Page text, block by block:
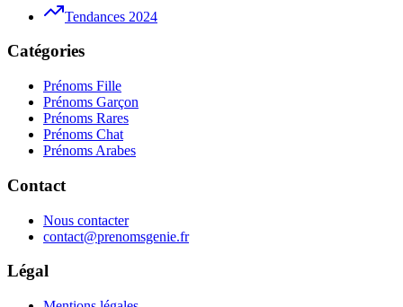
Tendances 2024
Catégories
Prénoms Fille
Prénoms Garçon
Prénoms Rares
Prénoms Chat
Prénoms Arabes
Contact
Nous contacter
contact@prenomsgenie.fr
Légal